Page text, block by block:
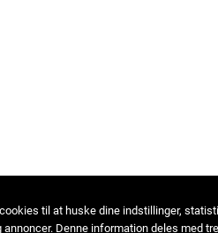
til at huske dine indstillinger,
Denne information deles med